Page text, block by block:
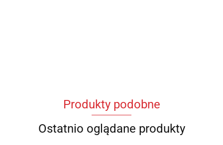
Produkty podobne
Ostatnio oglądane produkty